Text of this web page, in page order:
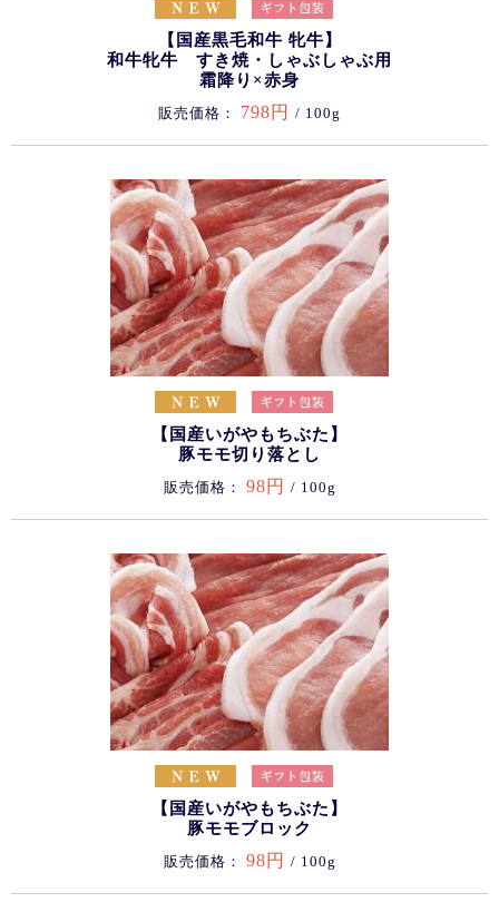
【国産黒毛和牛 牝牛】
和牛牝牛 すき焼・しゃぶしゃぶ用
霜降り×赤身
販売価格： 798円 / 100g
【国産いがやもちぶた】
豚モモ切り落とし
販売価格： 98円 / 100g
【国産いがやもちぶた】
豚モモブロック
販売価格： 98円 / 100g